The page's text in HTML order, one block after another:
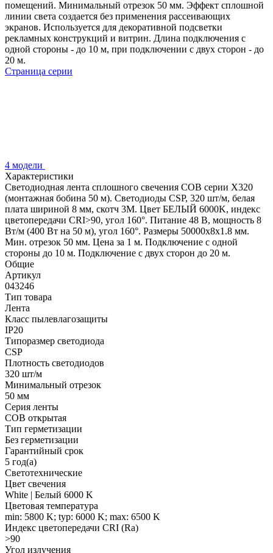
помещений. Минимальный отрезок 50 мм. Эффект сплошной
линии света создается без применения рассеивающих
экранов. Используется для декоративной подсветки
рекламных конструкций и витрин. Длина подключения с
одной стороны - до 10 м, при подключении с двух сторон - до
20 м.
Страница серии
4 модели
Характеристики
Светодиодная лента сплошного свечения COB серии X320
(монтажная бобина 50 м). Светодиоды CSP, 320 шт/м, белая
плата шириной 8 мм, скотч 3M. Цвет БЕЛЫЙ 6000K, индекс
цветопередачи CRI>90, угол 160°. Питание 48 В, мощность 8
Вт/м (400 Вт на 50 м), угол 160°. Размеры 50000х8х1.8 мм.
Мин. отрезок 50 мм. Цена за 1 м. Подключение с одной
стороны до 10 м. Подключение с двух сторон до 20 м.
Общие
Артикул
043246
Тип товара
Лента
Класс пылевлагозащиты
IP20
Типоразмер светодиода
CSP
Плотность светодиодов
320 шт/м
Минимальный отрезок
50 мм
Серия ленты
COB открытая
Тип герметизации
Без герметизации
Гарантийный срок
5 год(а)
Светотехнические
Цвет свечения
White | Белый 6000 K
Цветовая температура
min: 5800 K; typ: 6000 K; max: 6500 K
Индекс цветопередачи CRI (Ra)
>90
Угол излучения